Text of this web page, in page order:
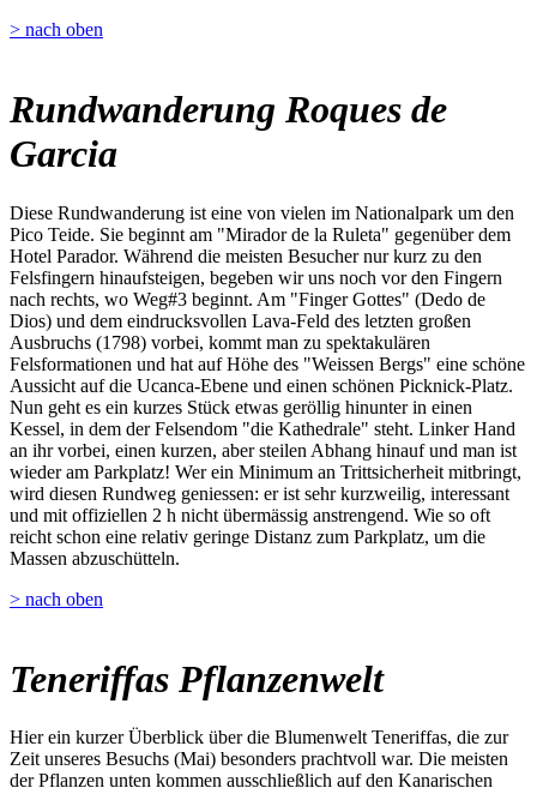
> nach oben
Rundwanderung Roques de
Garcia
Diese Rundwanderung ist eine von vielen im Nationalpark um den
Pico Teide. Sie beginnt am "Mirador de la Ruleta" gegenüber dem
Hotel Parador. Während die meisten Besucher nur kurz zu den
Felsfingern hinaufsteigen, begeben wir uns noch vor den Fingern
nach rechts, wo Weg#3 beginnt. Am "Finger Gottes" (Dedo de
Dios) und dem eindrucksvollen Lava-Feld des letzten großen
Ausbruchs (1798) vorbei, kommt man zu spektakulären
Felsformationen und hat auf Höhe des "Weissen Bergs" eine schöne
Aussicht auf die Ucanca-Ebene und einen schönen Picknick-Platz.
Nun geht es ein kurzes Stück etwas geröllig hinunter in einen
Kessel, in dem der Felsendom "die Kathedrale" steht. Linker Hand
an ihr vorbei, einen kurzen, aber steilen Abhang hinauf und man ist
wieder am Parkplatz! Wer ein Minimum an Trittsicherheit mitbringt,
wird diesen Rundweg geniessen: er ist sehr kurzweilig, interessant
und mit offiziellen 2 h nicht übermässig anstrengend. Wie so oft
reicht schon eine relativ geringe Distanz zum Parkplatz, um die
Massen abzuschütteln.
> nach oben
Teneriffas Pflanzenwelt
Hier ein kurzer Überblick über die Blumenwelt Teneriffas, die zur
Zeit unseres Besuchs (Mai) besonders prachtvoll war. Die meisten
der Pflanzen unten kommen ausschließlich auf den Kanarischen